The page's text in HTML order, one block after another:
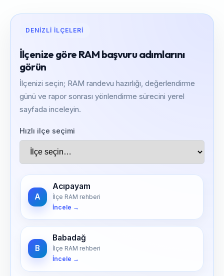
DENIZLI İLÇELERI
İlçenize göre RAM başvuru adımlarını
görün
İlçenizi seçin; RAM randevu hazırlığı, değerlendirme
günü ve rapor sonrası yönlendirme sürecini yerel
sayfada inceleyin.
Hızlı ilçe seçimi
A
Acıpayam
İlçe RAM rehberi
İncele →
B
Babadağ
İlçe RAM rehberi
İncele →